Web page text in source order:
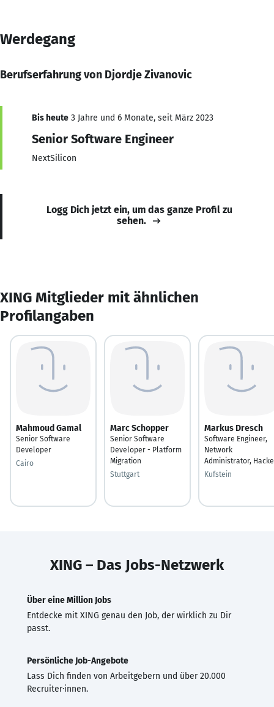
Werdegang
Berufserfahrung von Djordje Zivanovic
Bis heute 3 Jahre und 6 Monate, seit März 2023
Senior Software Engineer
NextSilicon
Logg Dich jetzt ein, um das ganze Profil zu
sehen.
XING Mitglieder mit ähnlichen
Profilangaben
Mahmoud Gamal
Senior Software
Developer
Cairo
Marc Schopper
Senior Software
Developer - Platform
Migration
Stuttgart
Markus Dresch
Software Engineer,
Network
Administrator,
Kufstein
XING – Das Jobs-Netzwerk
Über eine Million Jobs
Entdecke mit XING genau den Job, der wirklich zu Dir
passt.
Persönliche Job-Angebote
Lass Dich finden von Arbeitgebern und über 20.000
Recruiter·innen.